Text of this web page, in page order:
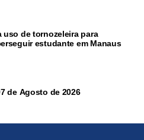
uso de tornozeleira para
estudante em Manaus
de Agosto de 2026